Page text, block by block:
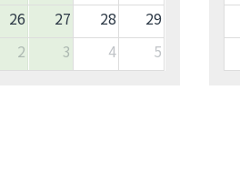
26 27 28
29
2 3 4 5